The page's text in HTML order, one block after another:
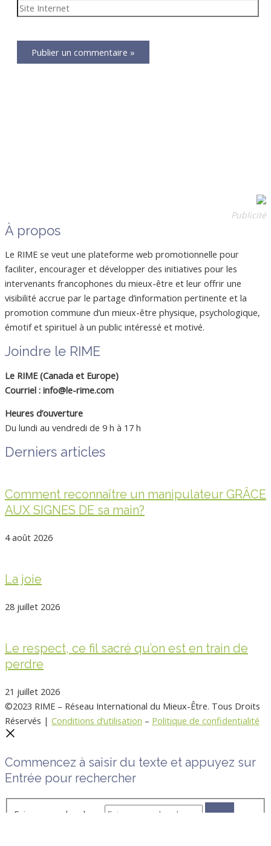
Publicité
À propos
Le RIME se veut une plateforme web promotionnelle pour
faciliter, encourager et développer des initiatives pour les
intervenants francophones du mieux-être et leur offrir une
visibilité accrue par le partage d’information pertinente et la
promotion commune d’un mieux-être physique, psychologique,
émotif et spirituel à un public intéressé et motivé.
Joindre le RIME
Le RIME (Canada et Europe)
Courriel : info@le-rime.com
Heures d’ouverture
Du lundi au vendredi de 9 h à 17 h
Derniers articles
Comment reconnaître un manipulateur GRÂCE
AUX SIGNES DE sa main?
4 août 2026
La joie
28 juillet 2026
Le respect, ce fil sacré qu’on est en train de
perdre
21 juillet 2026
©2023 RIME – Réseau International du Mieux-Être. Tous Droits
Réservés | Conditions d’utilisation – Politique de confidentialité
Commencez à saisir du texte et appuyez sur
Entrée pour rechercher
Faire une recherche …